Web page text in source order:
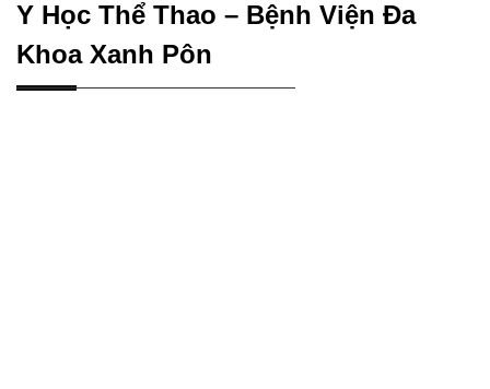
Y Học Thể Thao – Bệnh Viện Đa
Khoa Xanh Pôn